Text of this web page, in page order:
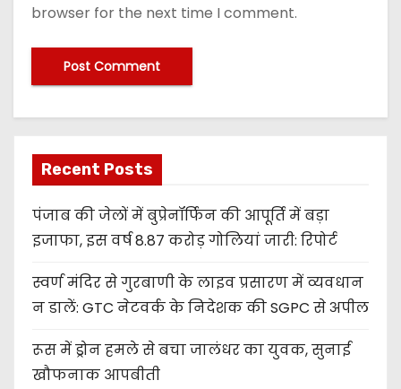
browser for the next time I comment.
Recent Posts
पंजाब की जेलों में बुप्रेनॉर्फिन की आपूर्ति में बड़ा
इजाफा, इस वर्ष 8.87 करोड़ गोलियां जारी: रिपोर्ट
स्वर्ण मंदिर से गुरबाणी के लाइव प्रसारण में व्यवधान
न डालें: GTC नेटवर्क के निदेशक की SGPC से अपील
रूस में ड्रोन हमले से बचा जालंधर का युवक, सुनाई
खौफनाक आपबीती